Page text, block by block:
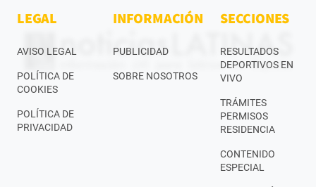
LEGAL
AVISO LEGAL
POLÍTICA DE
COOKIES
POLÍTICA DE
PRIVACIDAD
INFORMACIÓN
PUBLICIDAD
SOBRE NOSOTROS
SECCIONES
RESULTADOS
DEPORTIVOS EN
VIVO
TRÁMITES
PERMISOS
RESIDENCIA
CONTENIDO
ESPECIAL